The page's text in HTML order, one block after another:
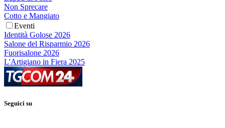
Non Sprecare
Cotto e Mangiato
Eventi
Identità Golose 2026
Salone del Risparmio 2026
Fuorisalone 2026
L'Artigiano in Fiera 2025
Seguici su